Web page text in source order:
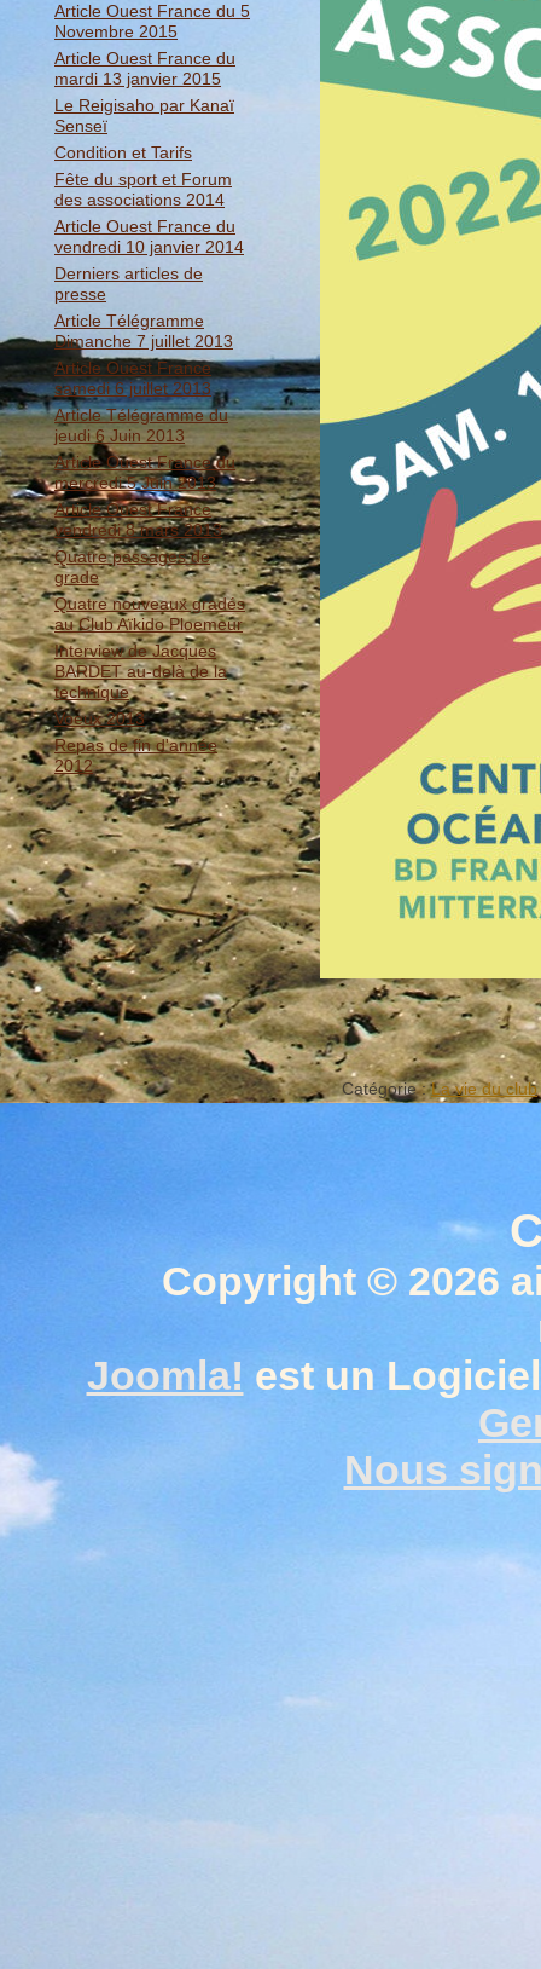
Article Ouest France du 5
Novembre 2015
Article Ouest France du
mardi 13 janvier 2015
Le Reigisaho par Kanaï
Senseï
Condition et Tarifs
Fête du sport et Forum
des associations 2014
Article Ouest France du
vendredi 10 janvier 2014
Derniers articles de
presse
Article Télégramme
Dimanche 7 juillet 2013
Article Ouest France
samedi 6 juillet 2013
Article Télégramme du
jeudi 6 Juin 2013
Article Ouest France du
mercredi 5 Juin 2013
Article Ouest France
vendredi 8 mars 2013
Quatre passages de
grade
Quatre nouveaux gradés
au Club Aïkido Ploemeur
Interview de Jacques
BARDET au-delà de la
technique
Voeux 2013
Repas de fin d'année
2012
Catégorie :La vie du club
Copyright © 2026
Joomla! est un
Nous